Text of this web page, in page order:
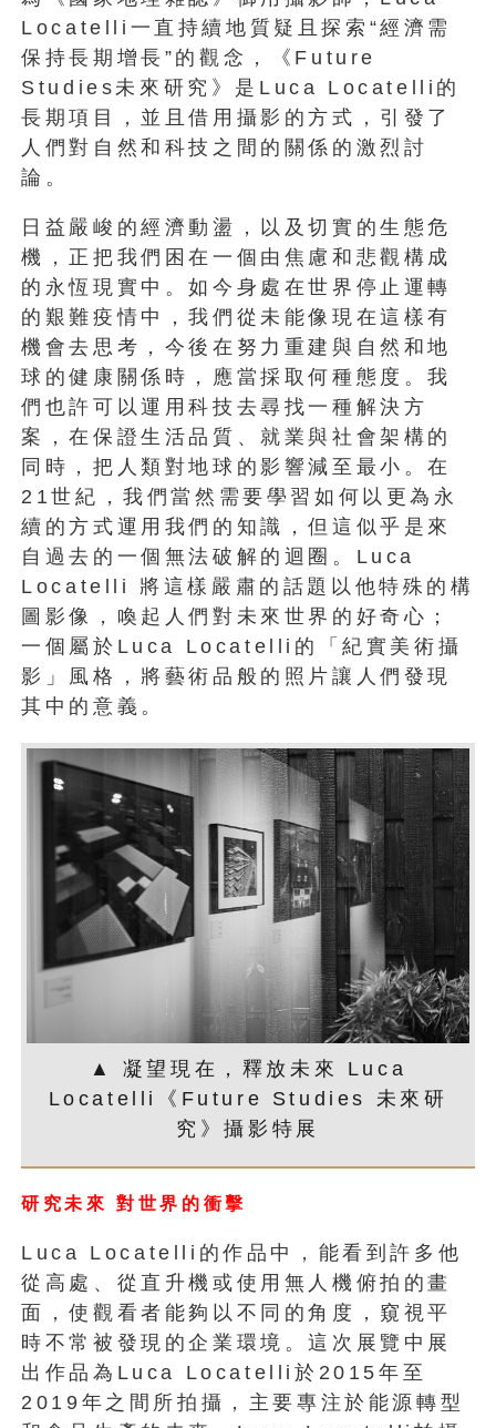
Locatelli一直持續地質疑且探索“經濟需
保持長期增長” 的觀念，《Future
Studies未來研究》是Luca Locatelli的
長期項目，並且借用攝影的方式， 引發了
人們對自然和科技之間的關係的激烈討
論。
日益嚴峻的經濟動盪，以及切實的生態危
機， 正把我們困在一個由焦慮和悲觀構成
的永恆現實中。如今身處在世界停止運轉
的艱難疫情中，我們從未能像現在這樣有
機會去思考， 今後在努力重建與自然和地
球的健康關係時，應當採取何種態度。我
們也許可以運用科技去尋找一種解決方
案，在保證生活品質、就業與社會架構的
同時，把人類對地球的影響減至最小。在
21世紀 ，我們當然需要學習如何以更為永
續的方式運用我們的知識，但這似乎是來
自過去的一個無法破解的迴圈。Luca
Locatelli 將這樣嚴肅的話題以他特殊的構
圖影像，喚起人們對未來世界的好奇心；
一個屬於Luca Locatelli的「紀實美術攝
影」風格， 將藝術品般的照片讓人們發現
其中的意義。
▲ 凝望現在，釋放未來 Luca
Locatelli《Future Studies 未來研
究》攝影特展
研究未來 對世界的衝擊
Luca Locatelli的作品中，能看到許多他
從高處、 從直升機或使用無人機俯拍的畫
面，使觀看者能夠以不同的角度， 窺視平
時不常被發現的企業環境。這次展覽中展
出作品為Luca Locatelli於2015年至
2019年之間所拍攝， 主要專注於能源轉型